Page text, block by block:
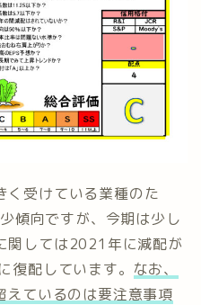
く受けている業種のた
傾向ですが、今期は少し
関しては2021年に減配が
復配しています。 なお、
ているのは要注意事項